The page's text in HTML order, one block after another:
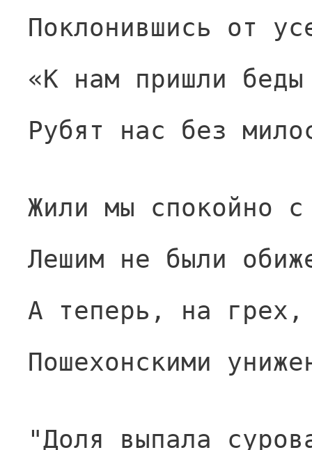
Поклонившись от
«К нам пришли
Рубят нас без
Жили мы спокойно
Лешим не были
А теперь, на грех,
Пошехонскими
"Доля выпала